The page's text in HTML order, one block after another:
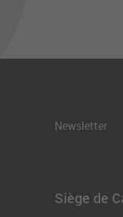
Newsletter
Siège de